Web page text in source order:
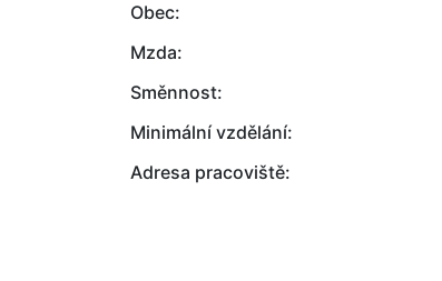
Obec:
Mzda:
Směnnost:
Minimální vzdělání:
Adresa pracoviště: